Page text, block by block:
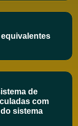
equivalentes
de
com
sistema